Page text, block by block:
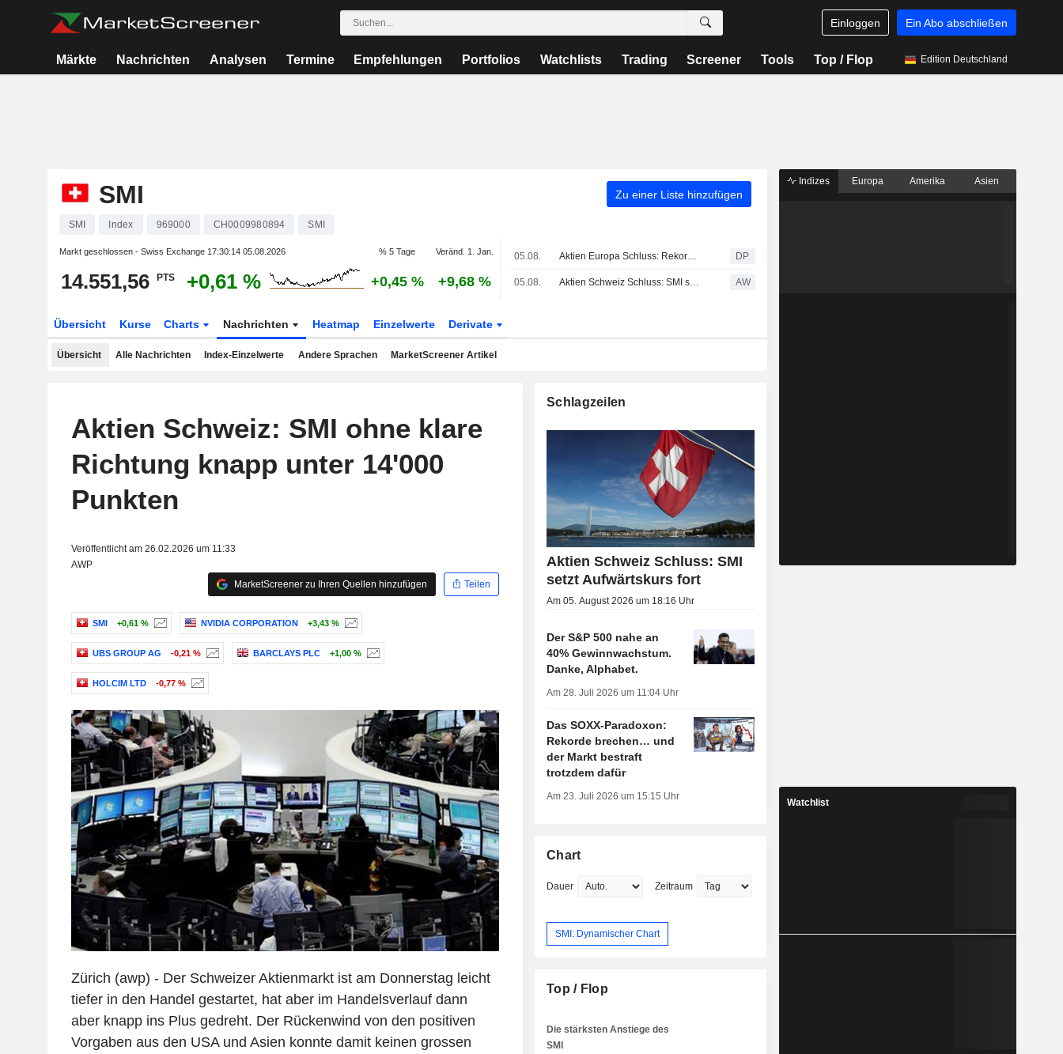
Einloggen Ein Abo abschließen
Märkte Nachrichten Analysen Termine Empfehlungen Portfolios Watchlists Trading Screener Tools Top / Flop Edition Deutschland
SMI Zu einer Liste hinzufügen
SMI Index 969000 CH0009980894 SMI
Markt geschlossen - Swiss Exchange 17:30:14 05.08.2026 % 5 Tage Veränd. 1. Jan.
14.551,56 PTS +0,61 % +0,45 % +9,68 %
05.08. Aktien Europa Schluss: Rekordrally des EuroStoxx beendet DP
05.08. Aktien Schweiz Schluss: SMI setzt Aufwärtskurs fort AW
Übersicht Kurse Charts Nachrichten Heatmap Einzelwerte Derivate
Übersicht Alle Nachrichten Index-Einzelwerte Andere Sprachen MarketScreener Artikel
Aktien Schweiz: SMI ohne klare
Richtung knapp unter 14'000
Punkten
Veröffentlicht am 26.02.2026 um 11:33
AWP
MarketScreener zu Ihren Quellen hinzufügen
Teilen
SMI +0,61 % NVIDIA CORPORATION +3,43 %
UBS GROUP AG -0,21 % BARCLAYS PLC +1,00 %
HOLCIM LTD -0,77 %
Zürich (awp) - Der Schweizer Aktienmarkt ist am Donnerstag leicht
tiefer in den Handel gestartet, hat aber im Handelsverlauf dann
aber knapp ins Plus gedreht. Der Rückenwind von den positiven
Vorgaben aus den USA und Asien konnte damit keinen grossen
Schlagzeilen
Aktien Schweiz Schluss: SMI
setzt Aufwärtskurs fort
Am 05. August 2026 um 18:16 Uhr
Der S&P 500 nahe an
40% Gewinnwachstum.
Danke, Alphabet.
Am 28. Juli 2026 um 11:04 Uhr
Das SOXX-Paradoxon:
Rekorde brechen… und
der Markt bestraft
trotzdem dafür
Am 23. Juli 2026 um 15:15 Uhr
Chart
Dauer Zeitraum
SMI: Dynamischer Chart
Top / Flop
Die stärksten Anstiege des
SMI
Indizes Europa Amerika Asien
Watchlist